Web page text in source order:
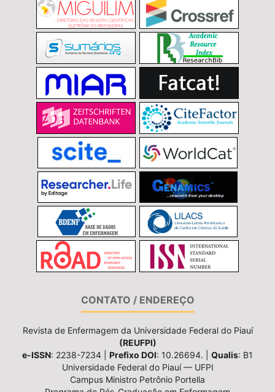
CONTATO / ENDEREÇO
Revista de Enfermagem da Universidade Federal do Piauí
(REUFPI)
e-ISSN: 2238-7234 | Prefixo DOI: 10.26694. | Qualis: B1
Universidade Federal do Piauí — UFPI
Campus Ministro Petrônio Portella